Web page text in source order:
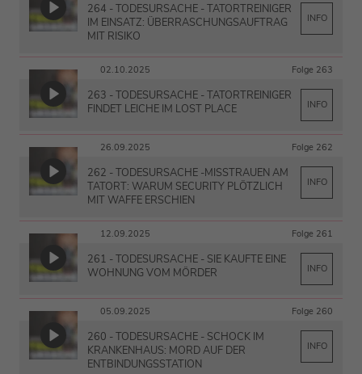
264 - TODESURSACHE - TATORTREINIGER
IM EINSATZ: ÜBERRASCHUNGSAUFTRAG
MIT RISIKO
INFO
02.10.2025 Folge 263
263 - TODESURSACHE - TATORTREINIGER
FINDET LEICHE IM LOST PLACE
INFO
26.09.2025 Folge 262
262 - TODESURSACHE -MISSTRAUEN AM
TATORT: WARUM SECURITY PLÖTZLICH
MIT WAFFE ERSCHIEN
INFO
12.09.2025 Folge 261
261 - TODESURSACHE - SIE KAUFTE EINE
WOHNUNG VOM MÖRDER
INFO
05.09.2025 Folge 260
260 - TODESURSACHE - SCHOCK IM
KRANKENHAUS: MORD AUF DER
ENTBINDUNGSSTATION
INFO